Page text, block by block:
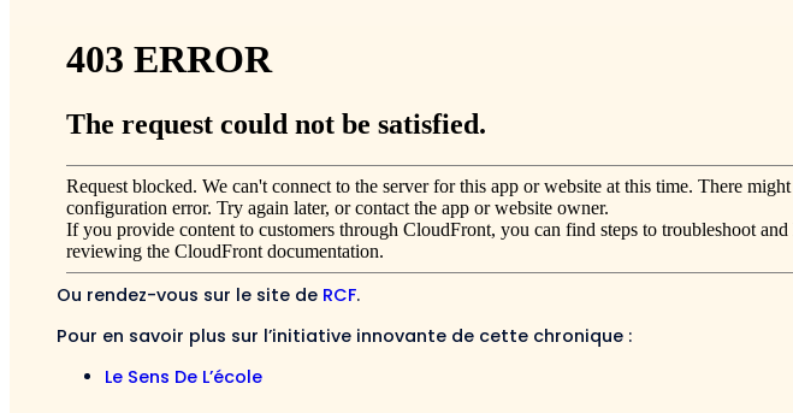
Ou rendez-vous sur le site de RCF.
Pour en savoir plus sur l’initiative innovante de cette chronique :
Le Sens De L’école